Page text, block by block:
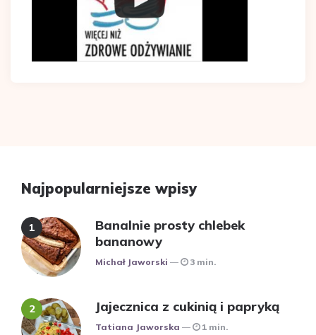
Najpopularniejsze wpisy
Banalnie prosty chlebek
bananowy
Posted
Michał Jaworski 3 min.
Jajecznica z cukinią i papryką
Posted
Tatiana Jaworska 1 min.